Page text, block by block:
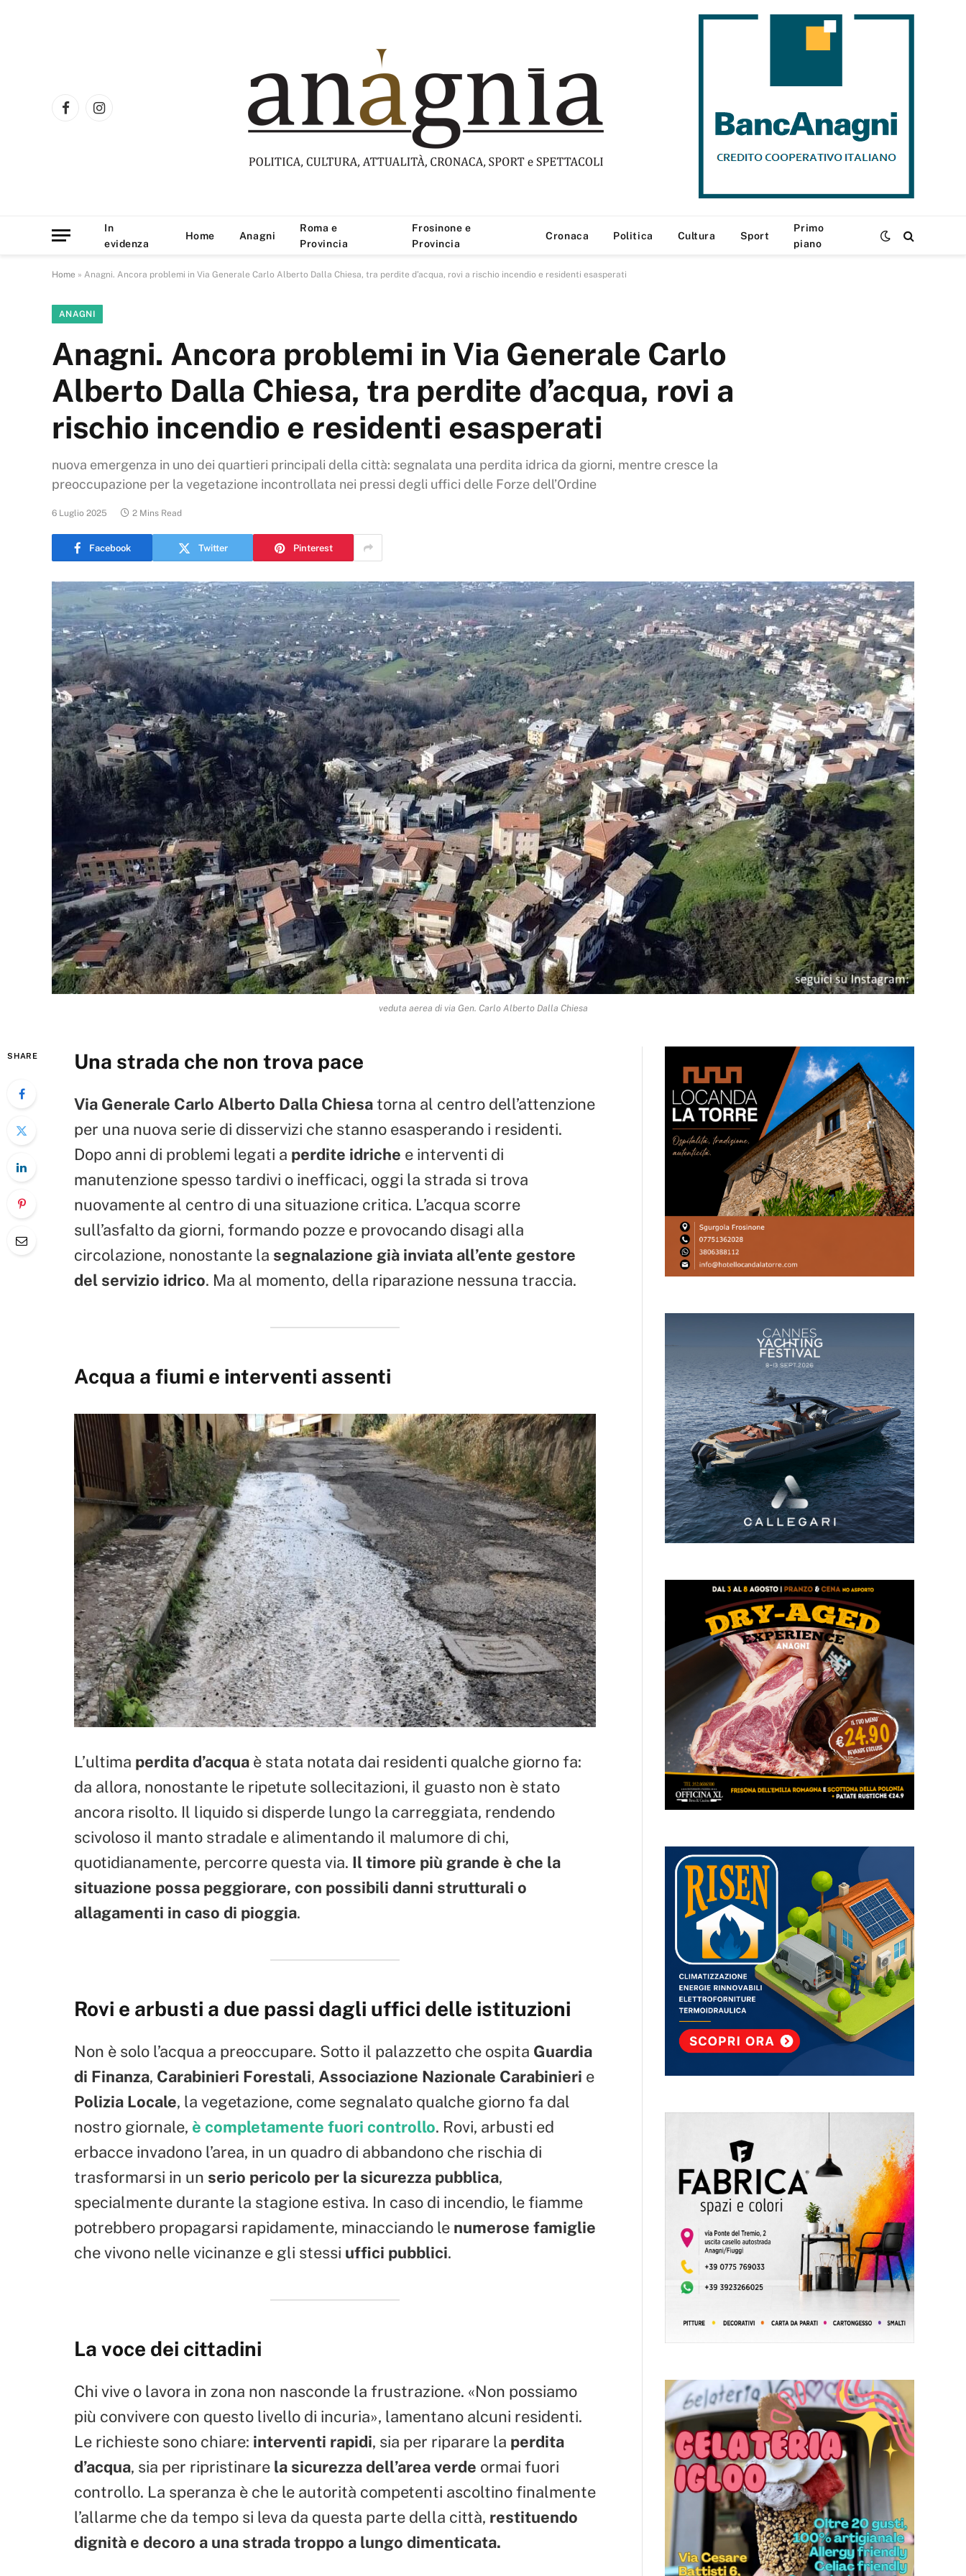
FacebookInstagram
In
evidenza
Home Anagni
Roma e
Provincia
Frosinone e
Provincia
Cronaca Politica Cultura Sport
Primo
piano
Home » Anagni. Ancora problemi in Via Generale Carlo Alberto Dalla Chiesa, tra perdite d’acqua, rovi a rischio incendio e residenti esasperati
ANAGNI
Anagni. Ancora problemi in Via Generale Carlo
Alberto Dalla Chiesa, tra perdite d’acqua, rovi a
rischio incendio e residenti esasperati
nuova emergenza in uno dei quartieri principali della città: segnalata una perdita idrica da giorni, mentre cresce la
preoccupazione per la vegetazione incontrollata nei pressi degli uffici delle Forze dell’Ordine
6 Luglio 2025 2 Mins Read
Facebook Twitter Pinterest
veduta aerea di via Gen. Carlo Alberto Dalla Chiesa
SHARE Una strada che non trova pace
Via Generale Carlo Alberto Dalla Chiesa torna al centro dell’attenzione
per una nuova serie di disservizi che stanno esasperando i residenti.
Dopo anni di problemi legati a perdite idriche e interventi di
manutenzione spesso tardivi o inefficaci, oggi la strada si trova
nuovamente al centro di una situazione critica. L’acqua scorre
sull’asfalto da giorni, formando pozze e provocando disagi alla
circolazione, nonostante la segnalazione già inviata all’ente gestore
del servizio idrico. Ma al momento, della riparazione nessuna traccia.
Acqua a fiumi e interventi assenti
L’ultima perdita d’acqua è stata notata dai residenti qualche giorno fa:
da allora, nonostante le ripetute sollecitazioni, il guasto non è stato
ancora risolto. Il liquido si disperde lungo la carreggiata, rendendo
scivoloso il manto stradale e alimentando il malumore di chi,
quotidianamente, percorre questa via. Il timore più grande è che la
situazione possa peggiorare, con possibili danni strutturali o
allagamenti in caso di pioggia.
Rovi e arbusti a due passi dagli uffici delle istituzioni
Non è solo l’acqua a preoccupare. Sotto il palazzetto che ospita Guardia
di Finanza, Carabinieri Forestali, Associazione Nazionale Carabinieri e
Polizia Locale, la vegetazione, come segnalato qualche giorno fa dal
nostro giornale, è completamente fuori controllo. Rovi, arbusti ed
erbacce invadono l’area, in un quadro di abbandono che rischia di
trasformarsi in un serio pericolo per la sicurezza pubblica,
specialmente durante la stagione estiva. In caso di incendio, le fiamme
potrebbero propagarsi rapidamente, minacciando le numerose famiglie
che vivono nelle vicinanze e gli stessi uffici pubblici.
La voce dei cittadini
Chi vive o lavora in zona non nasconde la frustrazione. «Non possiamo
più convivere con questo livello di incuria», lamentano alcuni residenti.
Le richieste sono chiare: interventi rapidi, sia per riparare la perdita
d’acqua, sia per ripristinare la sicurezza dell’area verde ormai fuori
controllo. La speranza è che le autorità competenti ascoltino finalmente
l’allarme che da tempo si leva da questa parte della città, restituendo
dignità e decoro a una strada troppo a lungo dimenticata.